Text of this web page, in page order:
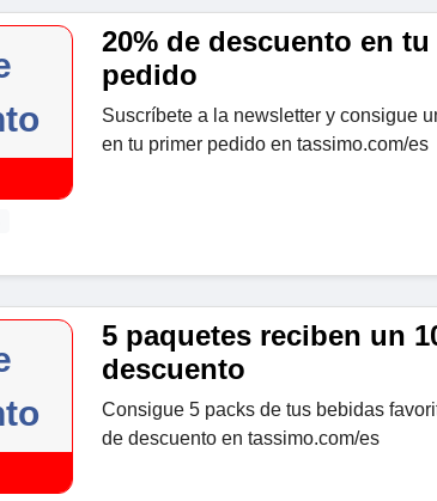
20% de descuento en
pedido
Suscríbete a la newsletter y consigue
en tu primer pedido en tassimo.com/es
5 paquetes reciben un
descuento
Consigue 5 packs de tus bebidas
de descuento en tassimo.com/es